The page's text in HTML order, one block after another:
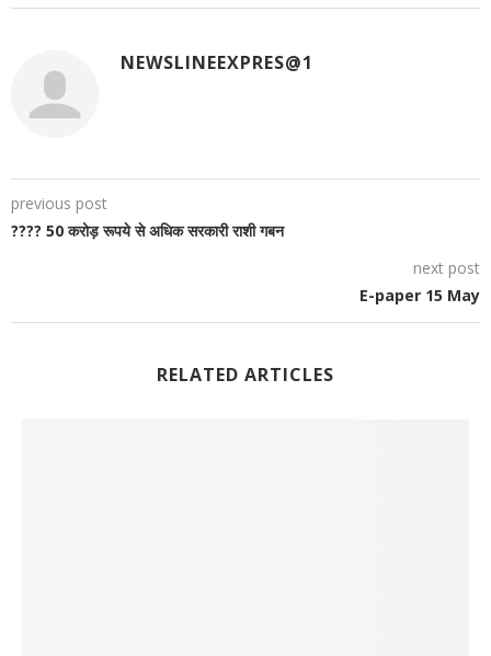
NEWSLINEEXPRES@1
previous post
???? 50 करोड़ रूपये से अधिक सरकारी राशी गबन
next post
E-paper 15 May
RELATED ARTICLES